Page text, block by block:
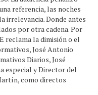
referencia, las noches
irrelevancia. Donde antes
por otra cadena. Por
reclama la dimisión o el
José Antonio
Diarios, José
especial y Director del
como directos